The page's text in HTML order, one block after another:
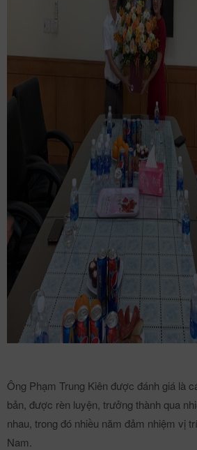
Ông Phạm Trung Kiên được đánh giá là
bản, được rèn luyện, trưởng thành qua
nhau, trong đó nhiều năm đảm nhiệm vị
Nam.